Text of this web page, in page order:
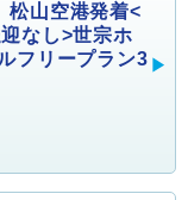
松山空港発着<
なし>世宗ホ
フリープラン3